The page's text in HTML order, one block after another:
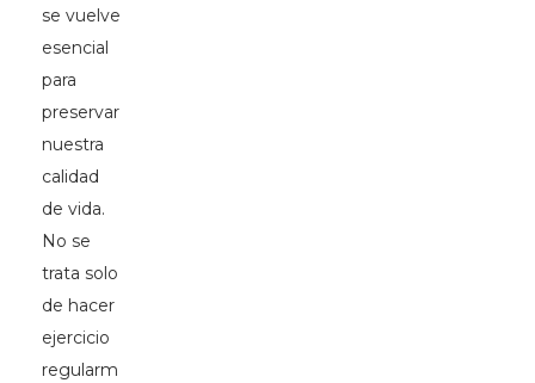
se vuelve
esencial
para
preservar
nuestra
calidad
de vida.
No se
trata solo
de hacer
ejercicio
regularm